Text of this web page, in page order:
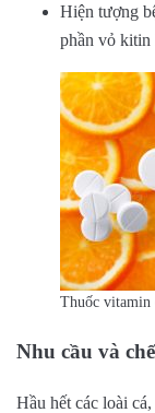
Hiện tượng
phần vỏ kitin
Thuốc vitamin
Nhu cầu và
Hầu hết các loài